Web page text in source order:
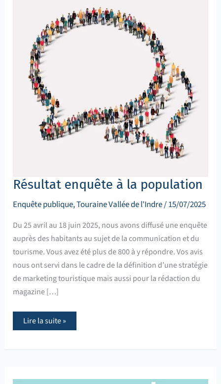
Résultat enquête à la population
Enquête publique,Touraine Vallée de l'Indre/15/07/2025
Du 25 avril au 18 juin 2025, nous avons diffusé une enquête
auprès des habitants au sujet de la communication et du
tourisme. Vous avez été plus de 800 à y répondre. Vos avis
nous ont servi dans le cadre de la définition d’une stratégie
de marketing touristique mais aussi pour la rédaction du
magazine […]
Lire la suite »
: